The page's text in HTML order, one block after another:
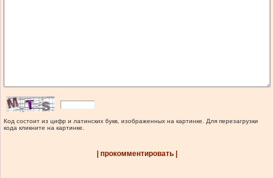
Код состоит из цифр и латинских букв, изображенных на картинке. Для перезагрузки
кода кликните на картинке.
| прокомментировать |